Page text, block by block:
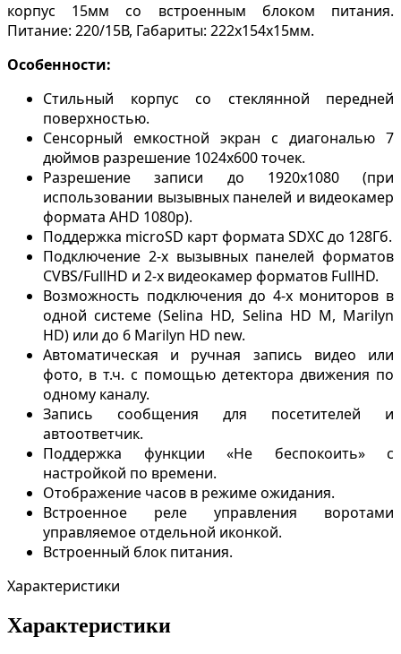
корпус 15мм со встроенным блоком питания.
Питание: 220/15В, Габариты: 222х154х15мм.
Особенности:
Стильный корпус со стеклянной передней
поверхностью.
Сенсорный емкостной экран с диагональю 7
дюймов разрешение 1024х600 точек.
Разрешение записи до 1920х1080 (при
иcпользовании вызывных панелей и видеокамер
формата AHD 1080p).
Поддержка microSD карт формата SDXC до 128Гб.
Подключение 2-х вызывных панелей форматов
CVBS/FullHD и 2-х видеокамер форматов FullHD.
Возможность подключения до 4-х мониторов в
одной системе (Selina HD, Selina HD M, Marilyn
HD) или до 6 Marilyn HD new.
Автоматическая и ручная запись видео или
фото, в т.ч. с помощью детектора движения по
одному каналу.
Запись сообщения для посетителей и
автоответчик.
Поддержка функции «Не беспокоить» с
настройкой по времени.
Отображение часов в режиме ожидания.
Встроенное реле управления воротами
управляемое отдельной иконкой.
Встроенный блок питания.
Характеристики
Характеристики